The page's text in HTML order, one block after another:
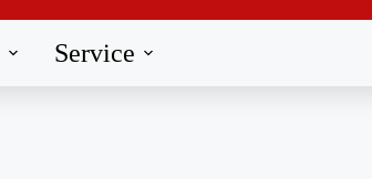
Service